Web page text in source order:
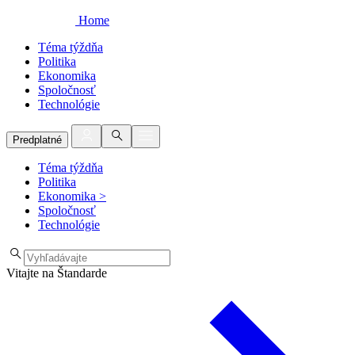
Home
Téma týždňa
Politika
Ekonomika
Spoločnosť
Technológie
Predplatné
Téma týždňa
Politika
Ekonomika >
Spoločnosť
Technológie
Vitajte na Štandarde